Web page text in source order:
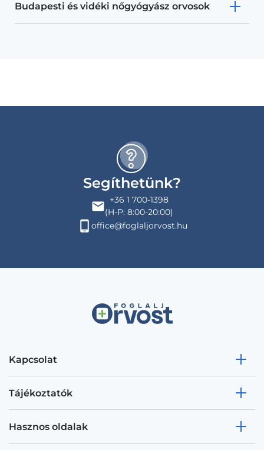
Budapesti és vidéki nőgyógyász orvosok
Segíthetünk?
+36 1 700-1398
(H-P: 8:00-20:00)
office@foglaljorvost.hu
Kapcsolat
Tájékoztatók
Hasznos oldalak